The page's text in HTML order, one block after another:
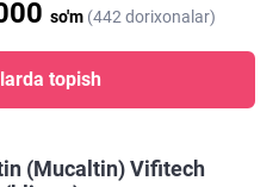
so'm (442 dorixonalar)
topish
(Mucaltin) Vifitech